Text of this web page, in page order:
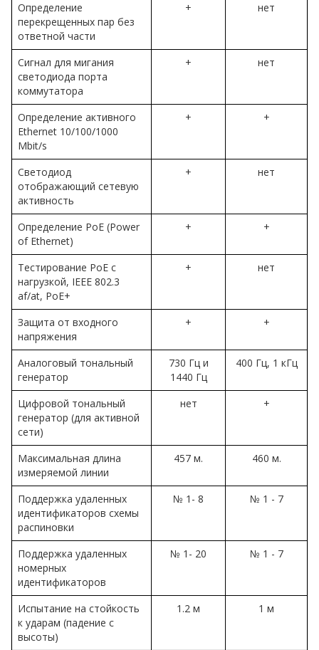
Определение
перекрещенных пар без
ответной части
+ нет
Сигнал для мигания
светодиода порта
коммутатора
+ нет
Определение активного
Ethernet 10/100/1000
Mbit/s
+ +
Светодиод
отображающий сетевую
активность
+ нет
Определение PoE (Power
of Ethernet)
+ +
Тестирование PoE с
нагрузкой, IEEE 802.3
af/at, PoE+
+ нет
Защита от входного
напряжения
+ +
Аналоговый тональный
генератор
730 Гц и
1440 Гц
400 Гц, 1 кГц
Цифровой тональный
генератор (для активной
сети)
нет +
Максимальная длина
измеряемой линии
457 м. 460 м.
Поддержка удаленных
идентификаторов схемы
распиновки
№ 1- 8 № 1 - 7
Поддержка удаленных
номерных
идентификаторов
№ 1- 20 № 1 - 7
Испытание на стойкость
к ударам (падение с
высоты)
1.2 м 1 м